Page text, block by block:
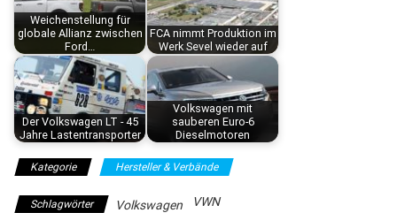
Weichenstellung für
globale Allianz zwischen
Ford…
FCA nimmt Produktion im
Werk Sevel wieder auf
Der Volkswagen LT - 45
Jahre Lastentransporter
Volkswagen mit
sauberen Euro-6
Dieselmotoren
Kategorie Hersteller & Verbände
Schlagwörter Volkswagen VWN